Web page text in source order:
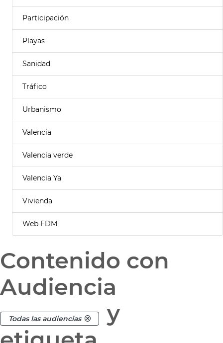
Participación
Playas
Sanidad
Tráfico
Urbanismo
Valencia
Valencia verde
Valencia Ya
Vivienda
Web FDM
Contenido con
Audiencia
Todas las audiencias
y